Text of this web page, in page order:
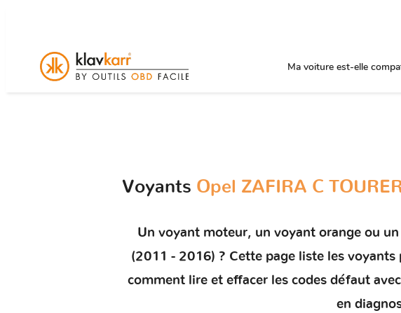
Ma voiture est-elle
Voyants Opel ZAFIRA C
Un voyant moteur, un voyant orange ou un
(2011 - 2016) ? Cette page liste les
comment lire et effacer les codes défaut
en